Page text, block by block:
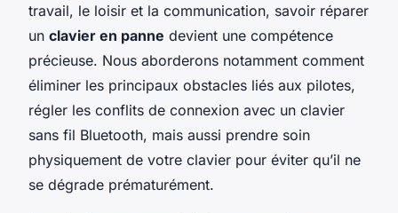
travail, le loisir et la communication, savoir réparer
un clavier en panne devient une compétence
précieuse. Nous aborderons notamment comment
éliminer les principaux obstacles liés aux pilotes,
régler les conflits de connexion avec un clavier
sans fil Bluetooth, mais aussi prendre soin
physiquement de votre clavier pour éviter qu’il ne
se dégrade prématurément.